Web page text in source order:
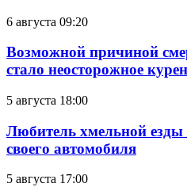
6 августа 09:20
Возможной причиной
стало неосторожное
5 августа 18:00
Любитель хмельной
своего автомобиля
5 августа 17:00